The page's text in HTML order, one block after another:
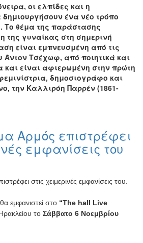
οι ελπίδες και η
ένα νέο τρόπο
Το θέμα της παράστασης
της γυναίκας στη σημερινή
είναι εμπνευσμένη από τις
Άντον Τσέχωφ, από ποιητικά και
και είναι αφιερωμένη στην πρώτη
δημοσιογράφο και
την Καλλιρόη Παρρέν (1861-
Αρμός επιστρέφει
εμφανίσεις του
στις χειμερινές εμφανίσεις του.
εμφανιστεί στο “The hall Live
το Σάββατο 6 Νοεμβρίου